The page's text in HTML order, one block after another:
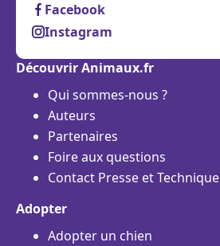
Facebook
Instagram
Découvrir Animaux.fr
Qui sommes-nous ?
Auteurs
Partenaires
Foire aux questions
Contact Presse et Technique
Adopter
Adopter un chien